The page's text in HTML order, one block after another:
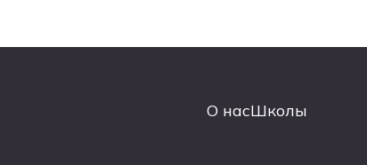
О насШколы